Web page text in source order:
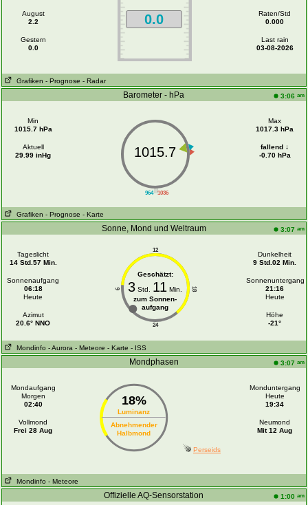
August
2.2
Gestern
0.0
0.0
Raten/Std
0.000
Last rain
03-08-2026
Grafiken - Prognose - Radar
Barometer - hPa 3:06 am
Min
1015.7 hPa
Aktuell
29.99 inHg
||
964 1036
1015.7
Max
1017.3 hPa
fallend ↓
-0.70 hPa
Grafiken - Prognose - Karte
Sonne, Mond und Weltraum 3:07 am
Tageslicht
14 Std.57 Min.
Sonnenaufgang
06:18
Heute
Azimut
20.6° NNO
12
24
6 18
Geschätzt:
3 Std. 11 Min.
zum Sonnen-
aufgang
Dunkelheit
9 Std.02 Min.
Sonnenuntergang
21:16
Heute
Höhe
-21°
Mondinfo - Aurora - Meteore - Karte - ISS
Mondphasen 3:07 am
Mondaufgang
Morgen
02:40
Vollmond
Frei 28 Aug
18%
Luminanz
Abnehmender
Halbmond
Monduntergang
Heute
19:34
Neumond
Mit 12 Aug
Perseids
Mondinfo - Meteore
Offizielle AQ-Sensorstation 1:00 am